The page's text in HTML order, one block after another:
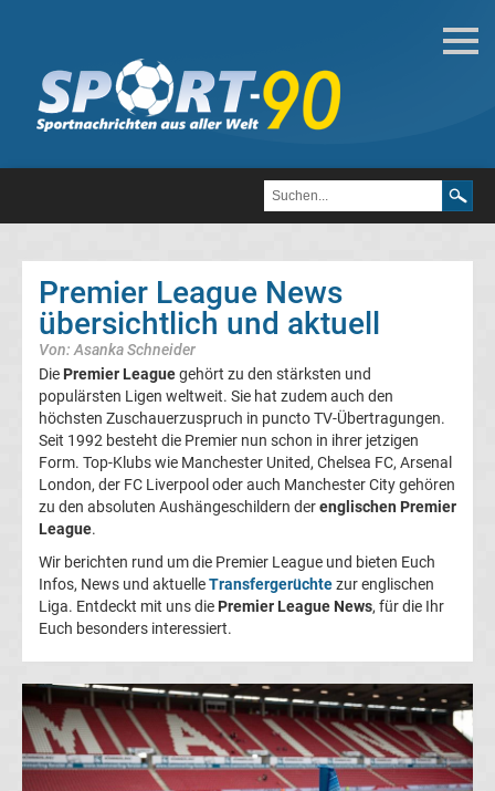
Fußball
Bundesliga
3.
Liga
DFB-
Pokal
Champions
League
Europa
League
Europa
Premier League News
übersichtlich und aktuell
Von: Asanka Schneider
Die Premier Leaguegehört zu den stärksten und
populärsten Ligen weltweit. Sie hat zudem auch den
höchsten Zuschauerzuspruch in puncto TV-Übertragungen.
Seit 1992 besteht die Premier nun schon in ihrer jetzigen
Form. Top-Klubs wie Manchester United, Chelsea FC, Arsenal
London, der FC Liverpool oder auch Manchester City gehören
zu den absoluten Aushängeschildern derenglischen Premier
League.
Wir berichten rund um die Premier League und bieten Euch
Infos, News und aktuelleTransfergerüchtezur englischen
Liga. Entdeckt mit uns die Premier League News, für die Ihr
Euch besonders interessiert.